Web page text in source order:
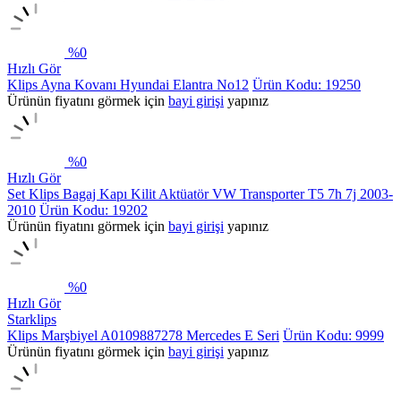
%0
Hızlı Gör
Klips Ayna Kovanı Hyundai Elantra No12 Ürün Kodu: 19250
Ürünün fiyatını görmek için bayi girişi yapınız
%0
Hızlı Gör
Set Klips Bagaj Kapı Kilit Aktüatör VW Transporter T5 7h 7j 2003-
2010 Ürün Kodu: 19202
Ürünün fiyatını görmek için bayi girişi yapınız
%0
Hızlı Gör
Starklips
Klips Marşbiyel A0109887278 Mercedes E Seri Ürün Kodu: 9999
Ürünün fiyatını görmek için bayi girişi yapınız